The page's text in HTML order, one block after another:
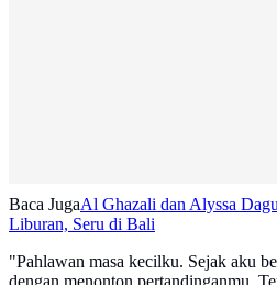
Baca JugaAl Ghazali dan Alyssa
Liburan, Seru di Bali
"Pahlawan masa kecilku. Sejak aku